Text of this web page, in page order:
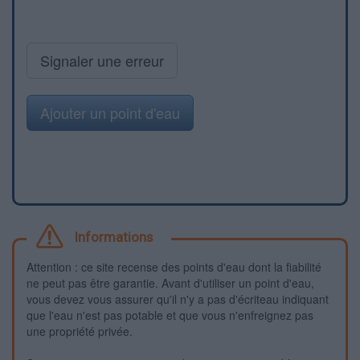
Signaler une erreur
Ajouter un point d'eau
Informations
Attention : ce site recense des points d'eau dont la fiabilité
ne peut pas être garantie. Avant d'utiliser un point d'eau,
vous devez vous assurer qu'il n'y a pas d'écriteau indiquant
que l'eau n'est pas potable et que vous n'enfreignez pas
une propriété privée.